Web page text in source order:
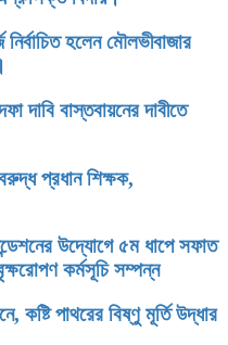
নির্বাচিত হলেন মৌলভীবাজার
দাবি বাস্তবায়নের দাবীতে
প্রধান শিক্ষক,
উদ্যোগে ৫ম ধাপে সফাত
কর্মসূচি সম্পন্ন
কষ্টি পাথরের বিষ্ণু মূর্তি উদ্ধার